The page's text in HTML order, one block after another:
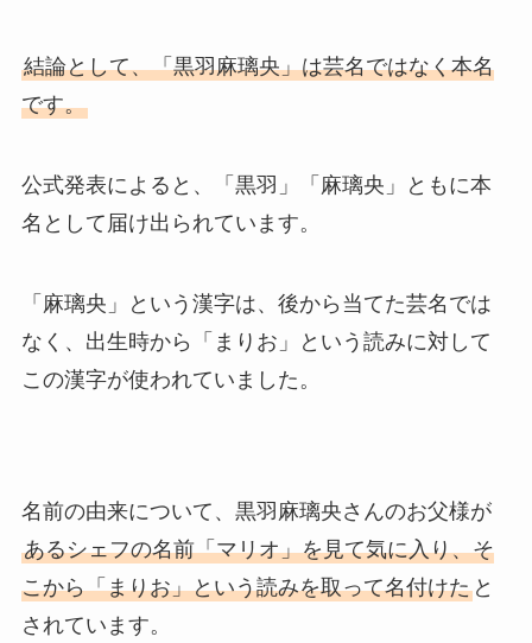
結論として、「黒羽麻璃央」は芸名ではなく本名
です。
公式発表によると、「黒羽」「麻璃央」ともに本
名として届け出られています。
「麻璃央」という漢字は、後から当てた芸名では
なく、出生時から「まりお」という読みに対して
この漢字が使われていました。
名前の由来について、黒羽麻璃央さんのお父様が
あるシェフの名前「マリオ」を見て気に入り、そ
こから「まりお」という読みを取って名付けたと
されています。